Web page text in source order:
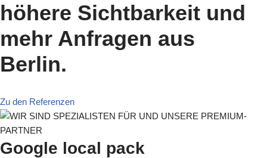
höhere Sichtbarkeit und
mehr Anfragen aus
Berlin.
Zu den Referenzen
Google local pack